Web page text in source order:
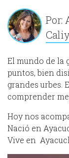
Por:
El mundo de la
puntos, bien
grandes urbes.
comprender
Hoy nos
Nació en
Vive en